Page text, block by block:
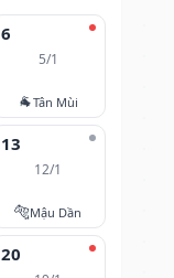
6
5/1
🐐Tân Mùi
13
12/1
🐅Mậu Dần
20